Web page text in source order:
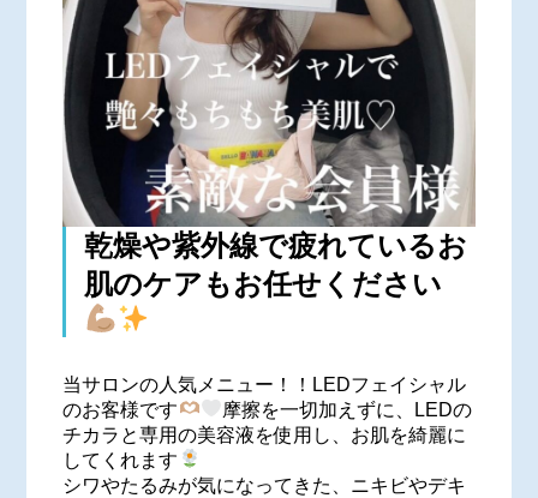
乾燥や紫外線で疲れているお
肌のケアもお任せください
当サロンの人気メニュー！！LEDフェイシャル
のお客様です
摩擦を一切加えずに、LEDの
チカラと専用の美容液を使用し、お肌を綺麗に
してくれます
シワやたるみが気になってきた、ニキビやデキ